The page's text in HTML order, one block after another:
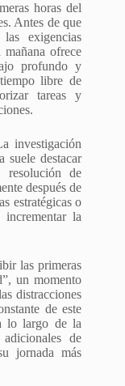
horas del
Antes de que
exigencias
ofrece
profundo y
libre de
tareas y
investigación
suele destacar
de
después de
estratégicas o
la
las primeras
un momento
distracciones
de este
lo largo de la
de
jornada más